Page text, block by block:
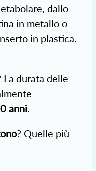
dallo
in metallo o
in plastica.
La durata delle
anni.
? Quelle più